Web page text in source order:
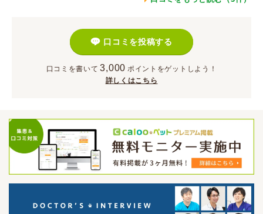
口コミを投稿する
口コミを書いて 3,000 ポイント をゲットしよう！
詳しくはこちら